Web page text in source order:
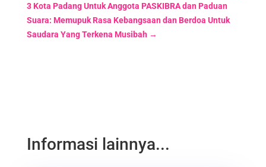
3 Kota Padang Untuk Anggota PASKIBRA dan Paduan
Suara: Memupuk Rasa Kebangsaan dan Berdoa Untuk
Saudara Yang Terkena Musibah→
Informasi lainnya...